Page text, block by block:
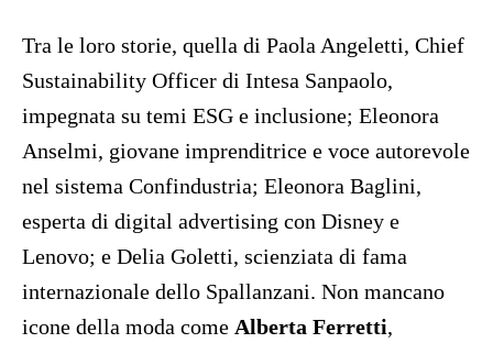
Tra le loro storie, quella di Paola Angeletti, Chief
Sustainability Officer di Intesa Sanpaolo,
impegnata su temi ESG e inclusione; Eleonora
Anselmi, giovane imprenditrice e voce autorevole
nel sistema Confindustria; Eleonora Baglini,
esperta di digital advertising con Disney e
Lenovo; e Delia Goletti, scienziata di fama
internazionale dello Spallanzani. Non mancano
icone della moda come Alberta Ferretti,